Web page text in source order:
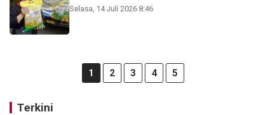
Selasa, 14 Juli 2026 8:46
1 2 3 4 5
Terkini